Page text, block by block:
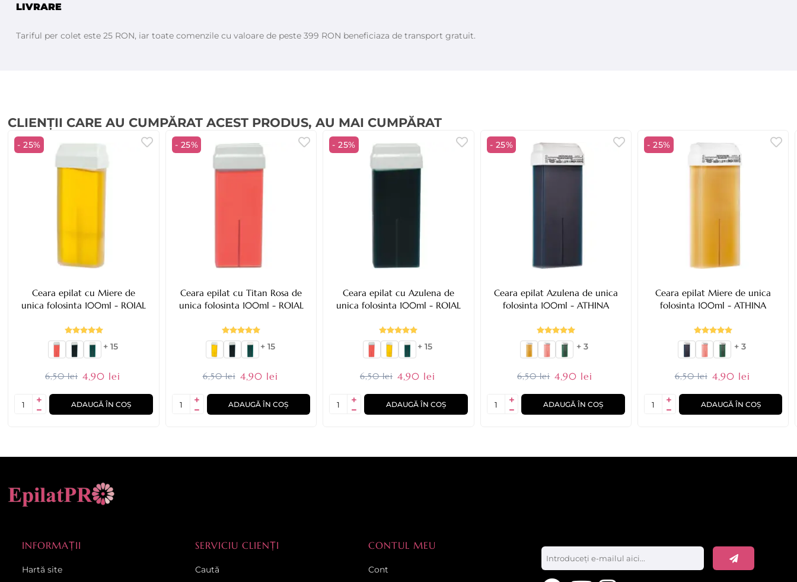
A se păstra departe de alimente și băuturi.
Recomandare suplimentară
Schimbați soluția zilnic sau ori de câte ori observați că este murdară.
LIVRARE
Tariful per colet este 25 RON, iar toate comenzile cu valoare de peste 399 RON beneficiaza de transport gratuit.
CLIENȚII CARE AU CUMPĂRAT ACEST PRODUS, AU MAI CUMPĂRAT
- 25%
Ceara epilat cu Miere de
unica folosinta 100ml - ROIAL
+ 15
6,50 lei 4,90 lei
ADAUGĂ ÎN COȘ
- 25%
Ceara epilat cu Titan Rosa de
unica folosinta 100ml - ROIAL
+ 15
6,50 lei 4,90 lei
ADAUGĂ ÎN COȘ
- 25%
Ceara epilat cu Azulena de
unica folosinta 100ml - ROIAL
+ 15
6,50 lei 4,90 lei
ADAUGĂ ÎN COȘ
- 25%
Ceara epilat Azulena de unica
folosinta 100ml - ATHINA
+ 3
6,50 lei 4,90 lei
ADAUGĂ ÎN COȘ
- 25%
Ceara epilat Miere de unica
folosinta 100ml - ATHINA
+ 3
6,50 lei 4,90 lei
ADAUGĂ ÎN COȘ
INFORMAȚII
Hartă site
SERVICIU CLIENȚI
Caută
CONTUL MEU
Cont